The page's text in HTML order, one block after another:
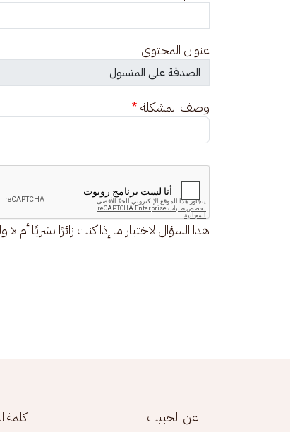
عنوان المحتوى
وصف المشكلة
هذا السؤال لاختبار ما إذا كنت زائرًا بشريًا أم
Footer menu
عن الحبيب كلمة